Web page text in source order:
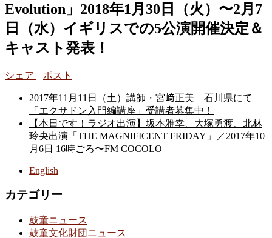
Evolution」2018年1月30日（火）〜2月7
日（水）イギリスでの5公演開催決定＆
キャスト発表！
シェア ポスト
2017年11月11日（土）講師・宮﨑正美 石川県にて
「エクサドン入門編講座」受講者募集中！
【本日です！ラジオ出演】坂本雅幸、大塚勇渡、北林
玲央出演「THE MAGNIFICENT FRIDAY」／2017年10
月6日 16時ごろ〜FM COCOLO
English
カテゴリー
鼓童ニュース
鼓童文化財団ニュース